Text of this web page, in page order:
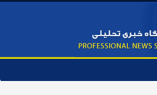
بزرگ نظامی در منطقه است؟